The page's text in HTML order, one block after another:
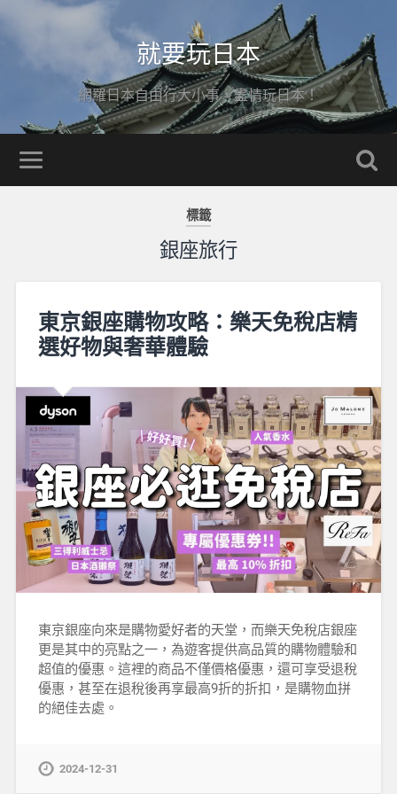
就要玩日本
網羅日本自由行大小事，盡情玩日本！
標籤
銀座旅行
東京銀座購物攻略：樂天免稅店精
選好物與奢華體驗
東京銀座向來是購物愛好者的天堂，而樂天免稅店銀座
更是其中的亮點之一，為遊客提供高品質的購物體驗和
超值的優惠。這裡的商品不僅價格優惠，還可享受退稅
優惠，甚至在退稅後再享最高9折的折扣，是購物血拼
的絕佳去處。
2024-12-31